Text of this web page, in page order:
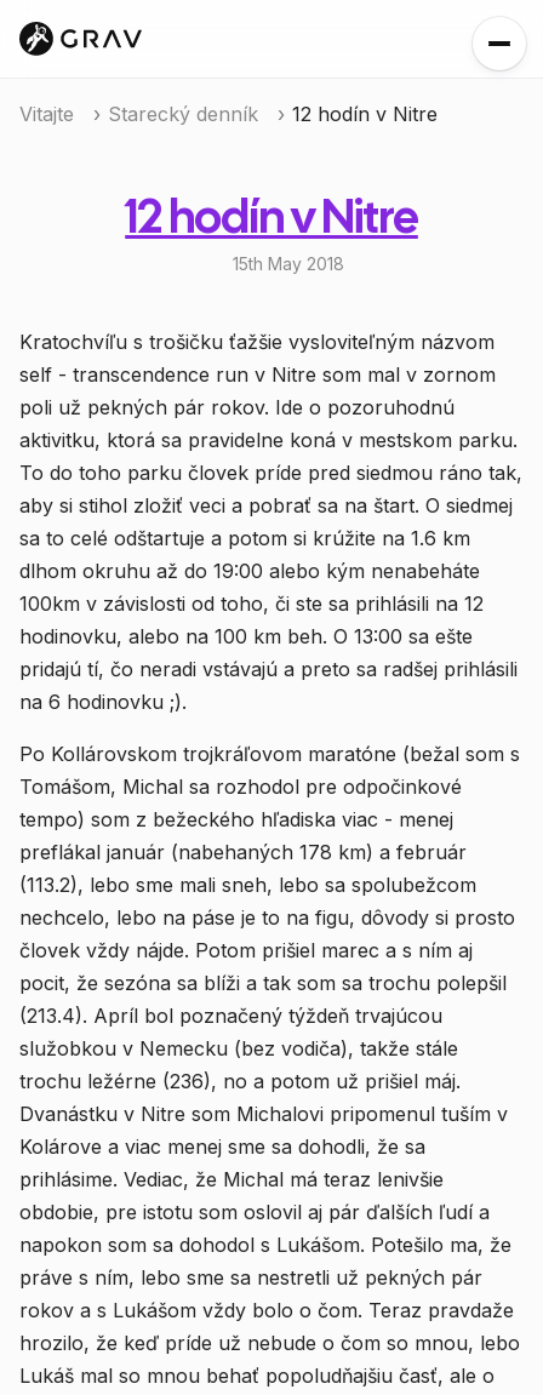
Vitajte Starecký denník 12 hodín v Nitre
12 hodín v Nitre
15th May 2018
Kratochvíľu s trošičku ťažšie vysloviteľným názvom
self - transcendence run v Nitre som mal v zornom
poli už pekných pár rokov. Ide o pozoruhodnú
aktivitku, ktorá sa pravidelne koná v mestskom parku.
To do toho parku človek príde pred siedmou ráno tak,
aby si stihol zložiť veci a pobrať sa na štart. O siedmej
sa to celé odštartuje a potom si krúžite na 1.6 km
dlhom okruhu až do 19:00 alebo kým nenabeháte
100km v závislosti od toho, či ste sa prihlásili na 12
hodinovku, alebo na 100 km beh. O 13:00 sa ešte
pridajú tí, čo neradi vstávajú a preto sa radšej prihlásili
na 6 hodinovku ;).
Po Kollárovskom trojkráľovom maratóne (bežal som s
Tomášom, Michal sa rozhodol pre odpočinkové
tempo) som z bežeckého hľadiska viac - menej
preflákal január (nabehaných 178 km) a február
(113.2), lebo sme mali sneh, lebo sa spolubežcom
nechcelo, lebo na páse je to na figu, dôvody si prosto
človek vždy nájde. Potom prišiel marec a s ním aj
pocit, že sezóna sa blíži a tak som sa trochu polepšil
(213.4). Apríl bol poznačený týždeň trvajúcou
služobkou v Nemecku (bez vodiča), takže stále
trochu ležérne (236), no a potom už prišiel máj.
Dvanástku v Nitre som Michalovi pripomenul tuším v
Kolárove a viac menej sme sa dohodli, že sa
prihlásime. Vediac, že Michal má teraz lenivšie
obdobie, pre istotu som oslovil aj pár ďalších ľudí a
napokon som sa dohodol s Lukášom. Potešilo ma, že
práve s ním, lebo sme sa nestretli už pekných pár
rokov a s Lukášom vždy bolo o čom. Teraz pravdaže
hrozilo, že keď príde už nebude o čom so mnou, lebo
Lukáš mal so mnou behať popoludňajšiu časť, ale o